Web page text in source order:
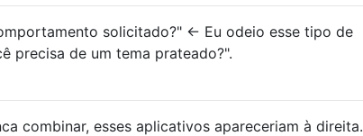
solicitado?" <- Eu odeio esse tipo de
precisa de um tema prateado?".
combinar, esses aplicativos apareceriam à direita.